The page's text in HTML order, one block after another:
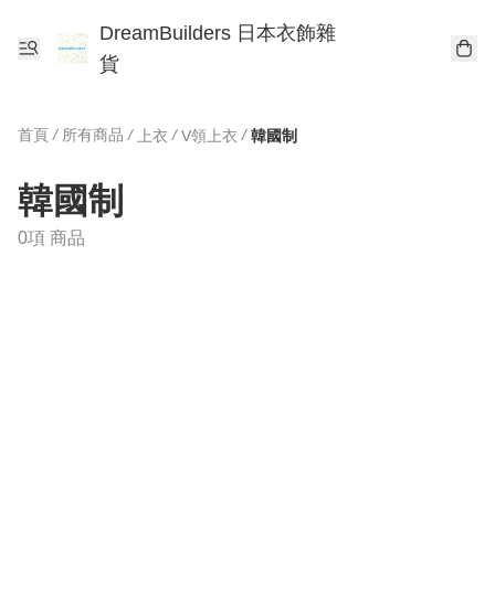
DreamBuilders 日本衣飾雜
貨
首頁 / 所有商品 / 上衣 / V領上衣 / 韓國制
韓國制
0項 商品